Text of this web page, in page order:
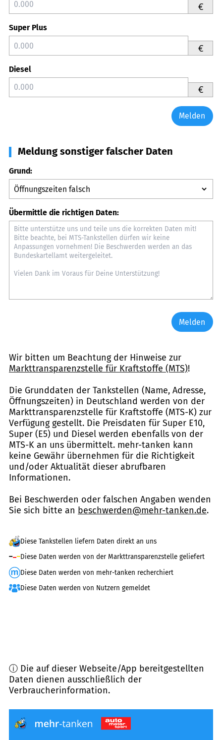
€
Super Plus
€
Diesel
€
Melden
Meldung sonstiger falscher Daten
Grund:
Übermittle die richtigen Daten:
Melden
Wir bitten um Beachtung der Hinweise zur
Markttransparenzstelle für Kraftstoffe (MTS)!
Die Grunddaten der Tankstellen (Name, Adresse,
Öffnungszeiten) in Deutschland werden von der
Markttransparenzstelle für Kraftstoffe (MTS-K) zur
Verfügung gestellt. Die Preisdaten für Super E10,
Super (E5) und Diesel werden ebenfalls von der
MTS-K an uns übermittelt. mehr-tanken kann
keine Gewähr übernehmen für die Richtigkeit
und/oder Aktualität dieser abrufbaren
Informationen.
Bei Beschwerden oder falschen Angaben wenden
Sie sich bitte an beschwerden@mehr-tanken.de.
Diese Tankstellen liefern Daten direkt an uns
Diese Daten werden von der Markttransparenzstelle geliefert
Diese Daten werden von mehr-tanken recherchiert
Diese Daten werden von Nutzern gemeldet
ⓘ Die auf dieser Webseite/App bereitgestellten
Daten dienen ausschließlich der
Verbraucherinformation.